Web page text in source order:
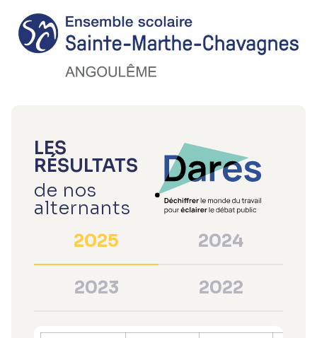
LES
RÉSULTATS
de nos
alternants
2025 2024
2023 2022